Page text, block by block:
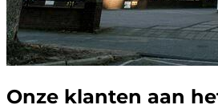
Onze klanten aan